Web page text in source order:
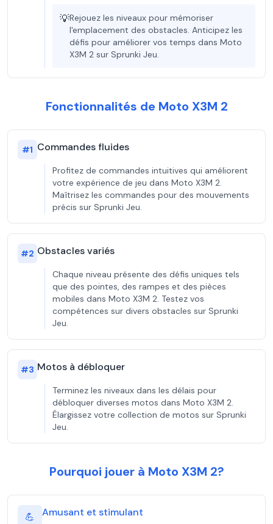
💡Rejouez les niveaux pour mémoriser
l'emplacement des obstacles. Anticipez les
défis pour améliorer vos temps dans Moto
X3M 2 sur Sprunki Jeu.
Fonctionnalités de Moto X3M 2
#1 Commandes fluides
Profitez de commandes intuitives qui améliorent
votre expérience de jeu dans Moto X3M 2.
Maîtrisez les commandes pour des mouvements
précis sur Sprunki Jeu.
#2 Obstacles variés
Chaque niveau présente des défis uniques tels
que des pointes, des rampes et des pièces
mobiles dans Moto X3M 2. Testez vos
compétences sur divers obstacles sur Sprunki
Jeu.
#3 Motos à débloquer
Terminez les niveaux dans les délais pour
débloquer diverses motos dans Moto X3M 2.
Élargissez votre collection de motos sur Sprunki
Jeu.
Pourquoi jouer à Moto X3M 2?
💪 Amusant et stimulant